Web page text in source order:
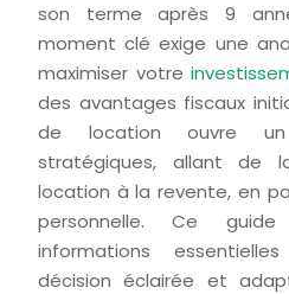
son terme après 9
moment clé exige une
maximiser votre
des avantages fiscaux
de location ouvre un
stratégiques, allant de
location à la revente, en
personnelle. Ce
informations
décision éclairée et